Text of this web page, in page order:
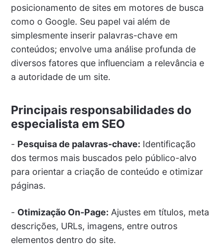
posicionamento de sites em motores de busca
como o Google. Seu papel vai além de
simplesmente inserir palavras-chave em
conteúdos; envolve uma análise profunda de
diversos fatores que influenciam a relevância e
a autoridade de um site.
Principais responsabilidades do
especialista em SEO
- Pesquisa de palavras-chave: Identificação
dos termos mais buscados pelo público-alvo
para orientar a criação de conteúdo e otimizar
páginas.
- Otimização On-Page: Ajustes em títulos, meta
descrições, URLs, imagens, entre outros
elementos dentro do site.